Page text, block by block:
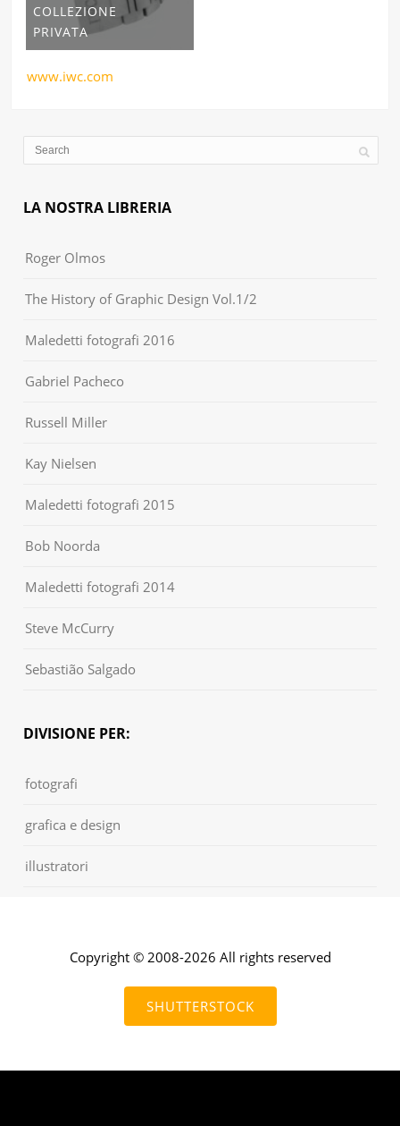
COLLEZIONE
PRIVATA
www.iwc.com
LA NOSTRA LIBRERIA
Roger Olmos
The History of Graphic Design Vol.1/2
Maledetti fotografi 2016
Gabriel Pacheco
Russell Miller
Kay Nielsen
Maledetti fotografi 2015
Bob Noorda
Maledetti fotografi 2014
Steve McCurry
Sebastião Salgado
DIVISIONE PER:
fotografi
grafica e design
illustratori
Copyright © 2008-2026 All rights reserved
SHUTTERSTOCK